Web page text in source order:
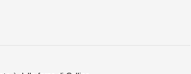
uno dei due
insieme a
E non